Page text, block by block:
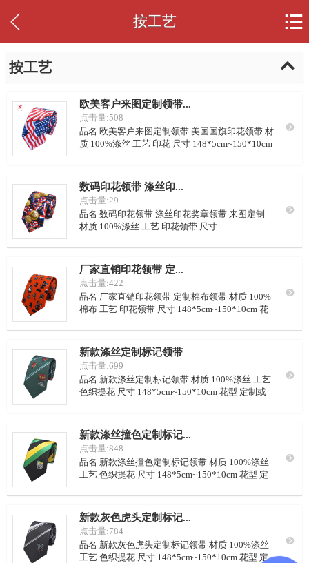
 按工艺 

按工艺
欧美客户来图定制领带...
点击量:508
品名 欧美客户来图定制领带 美国国旗印花领带 材
质 100%涤丝 工艺 印花 尺寸 148*5cm~150*10cm
制 颜色 可从我司样本挑选，或自定义配色 里布
藏青点子，或自定义要求 起订量 100条/色

数码印花领带 涤丝印...
点击量:29
品名 数码印花领带 涤丝印花奖章领带 来图定制
材质 100%涤丝 工艺 印花领带 尺寸
选 LOGO 可按要求定制 颜色 可从我司样本挑选，
或自定义配色 里布 藏青点子，或自定义要求 起订
量 100条/色

厂家直销印花领带 定...
点击量:422
品名 厂家直销印花领带 定制棉布领带 材质 100%
棉布 工艺 印花领带 尺寸 148*5cm~150*10cm 花
颜色 可从我司样本挑选，或自定义配色 里布 藏青
点子，或自定义要求 起订量 100条/色

新款涤丝定制标记领带
点击量:699
品名 新款涤丝定制标记领带 材质 100%涤丝 工艺
色织提花 尺寸 148*5cm~150*10cm 花型 定制或
我司样本挑选，或自定义配色 里布 藏青点子，或
自定义要求 起订量 100条/色

新款涤丝撞色定制标记...
点击量:848
品名 新款涤丝撞色定制标记领带 材质 100%涤丝
工艺 色织提花 尺寸 148*5cm~150*10cm 花型 定
可从我司样本挑选，或自定义配色 里布 藏青点
子，或自定义要求 起订量 100条/色

新款灰色虎头定制标记...
点击量:784
品名 新款灰色虎头定制标记领带 材质 100%涤丝
工艺 色织提花 尺寸 148*5cm~150*10cm 花型 定
